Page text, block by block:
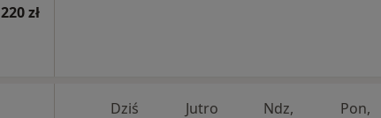
220 zł
Dziś Jutro Ndz, Pon,